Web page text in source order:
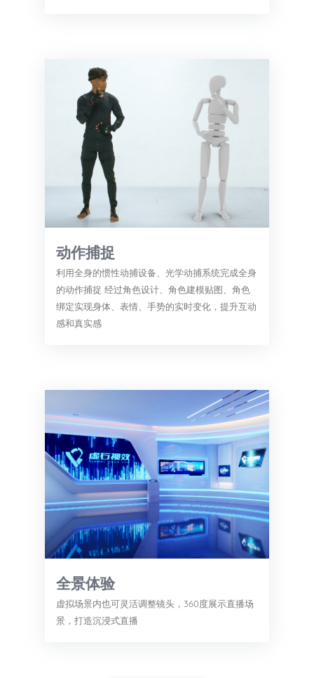
动作捕捉
利用全身的惯性动捕设备、光学动捕系统完成全身
的动作捕捉 经过角色设计、角色建模贴图、角色
绑定实现身体、表情、手势的实时变化，提升互动
感和真实感
全景体验
虚拟场景内也可灵活调整镜头，360度展示直播场
景，打造沉浸式直播